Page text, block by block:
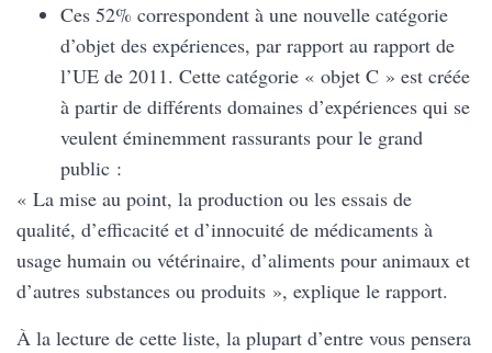
Ces 52% correspondent à une nouvelle catégorie
d’objet des expériences, par rapport au rapport de
l’UE de 2011. Cette catégorie « objet C » est créée
à partir de différents domaines d’expériences qui se
veulent éminemment rassurants pour le grand
public :
« La mise au point, la production ou les essais de
qualité, d’efficacité et d’innocuité de médicaments à
usage humain ou vétérinaire, d’aliments pour animaux et
d’autres substances ou produits », explique le rapport.
À la lecture de cette liste, la plupart d’entre vous pensera